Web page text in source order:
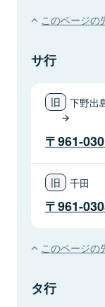
このページの
サ行
下野出
961-
千田
961-
このページの
タ行